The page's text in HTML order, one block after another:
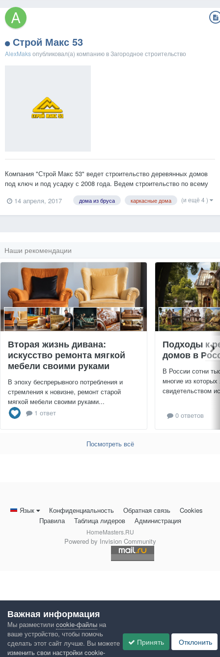
Строй Макс 53
AlexMaksопубликовал(а) компанию вЗагородное строительство
Компания "Строй Макс 53" ведет строительство деревянных домов
под ключ и под усадку с 2008 года. Ведем строительство по всему
Северо-Западу, с главными офисами компании в Великом Новгороде
и Санкт-Петербурге. Мы работаем по полному циклу, осуществляя
как производство, так и строительство дом...
14 апреля, 2017 дома из бруса каркасные дома (и ещё 4 )
Наши рекомендации
Вторая жизнь дивана:
искусство ремонта мягкой
мебели своими руками
В эпоху беспрерывного потребления и
стремления к новизне, ремонт старой
мягкой мебели своими руками...
1 ответ
Подходы к
домов в
В России сотни
многие из
свидетельством
0 ответов
Посмотреть всё
Язык Конфиденциальность Обратная связь
Cookies
Правила
Таблица лидеров Администрация
HomeMasters.RU
Powered by Invision Community
Важная информация
Мы разместили cookie-файлы на
ваше устройство, чтобы помочь
сделать этот сайт лучше. Вы можете
изменить свои настройки cookie-
Принять Отклонить